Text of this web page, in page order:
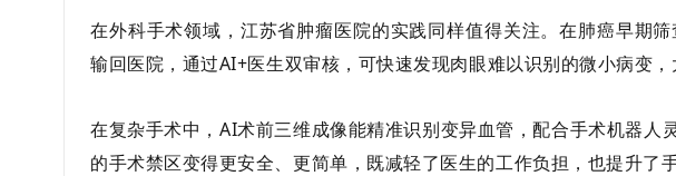
在外科手术领域，江苏省肿瘤医院的实践同样值得关注。在肺癌早期
输回医院，通过AI+医生双审核，可快速发现肉眼难以识别的微小病变，
在复杂手术中，AI术前三维成像能精准识别变异血管，配合手术机器人
的手术禁区变得更安全、更简单，既减轻了医生的工作负担，也提升了手